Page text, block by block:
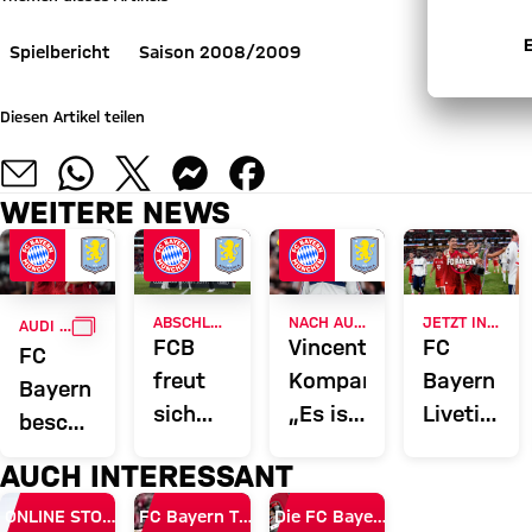
Spielbericht Saison 2008/2009
Diesen Artikel teilen
WEITERE NEWS
AUDI FOOTBALL SUMMITGALLERIE
FC
Bayern
beschließt
Summer
Tour
FCB
freut
sich
Testspielsiege,
Rekord-
Vincent
Kompany:
„Es ist
Belohnung
FC
Bayern
Liveticker:
AUCH INTERESSANT
ONLINE STORE FC Bayern TV PLUS Die FC Bayern Apps